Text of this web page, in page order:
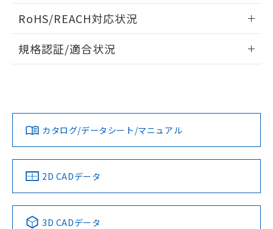
タイムチャート
A: 120mm以上、B: 100mm以上
以上、n: 40mm以上
検出物体の大きさと材質による影響
検出領域
ドすることができます。
ログイン/会員登録
ダウンロードデータをご利用いただく前に、以下を必ずお読
みください。
ソフトウェアの使用条件
RoHS/REACH対応状況
EU RoHS 注意事項・凡例
対応済み
中国 RoHS 注意事項・凡例
規格認証/適合状況
LR型式承認
（イギリス
船舶規格）
DNV型式承認
（ノルウェー
BV型式承認
（フランス
KR型式
（韓国
No No No No
カタログ/データシート/マニュアル
2D CADデータ
3D CADデータ